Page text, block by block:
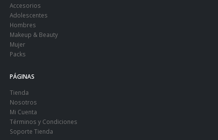
Accesorios
Adolescentes
Hombres
Makeup & Beauty
Mujer
Packs
PÁGINAS
Tienda
Nosotros
Mi Cuenta
Términos y Condiciones
Soporte Tienda